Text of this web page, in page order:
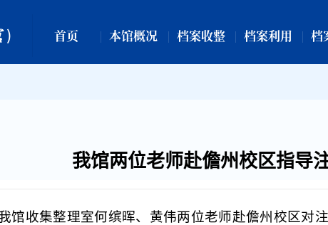
首页 本馆概况 档案收整 档案利用 档
我馆两位老师赴儋州校区指导
馆收集整理室何缤晖、黄伟两位老师赴儋州校区对